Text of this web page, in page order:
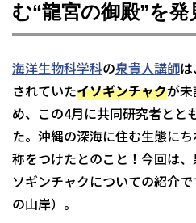
む“龍宮の御殿”を発
海洋生物科学科の泉貴人講師は
されていたイソギンチャクが
め、この4月に共同研究者とと
た。沖縄の深海に住む生態に
称をつけたとのこと！今回は
ソギンチャクについての紹介
の山岸）。